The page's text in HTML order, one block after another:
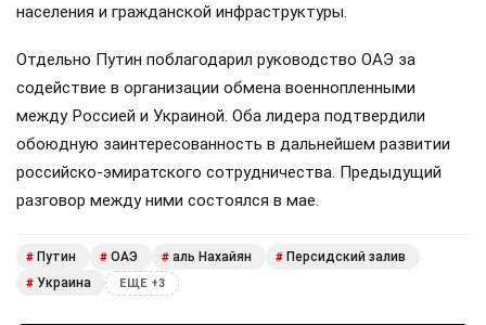
населения и гражданской инфраструктуры.
Отдельно Путин поблагодарил руководство ОАЭ за
содействие в организации обмена военнопленными
между Россией и Украиной. Оба лидера подтвердили
обоюдную заинтересованность в дальнейшем развитии
российско-эмиратского сотрудничества. Предыдущий
разговор между ними состоялся в мае.
# Путин # ОАЭ # аль Нахайян # Персидский залив
# Украина ЕЩЕ +3